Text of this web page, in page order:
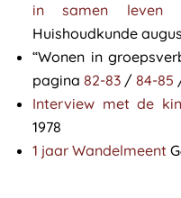
in samen leven
Huishoudkunde
“Wonen in
pagina 82-83 / 84-85
Interview met de
1978
1 jaar Wandelmeent